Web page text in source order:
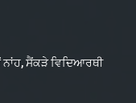
ਸੈਂਕੜੇ ਵਿਦਿਆਰਥੀ